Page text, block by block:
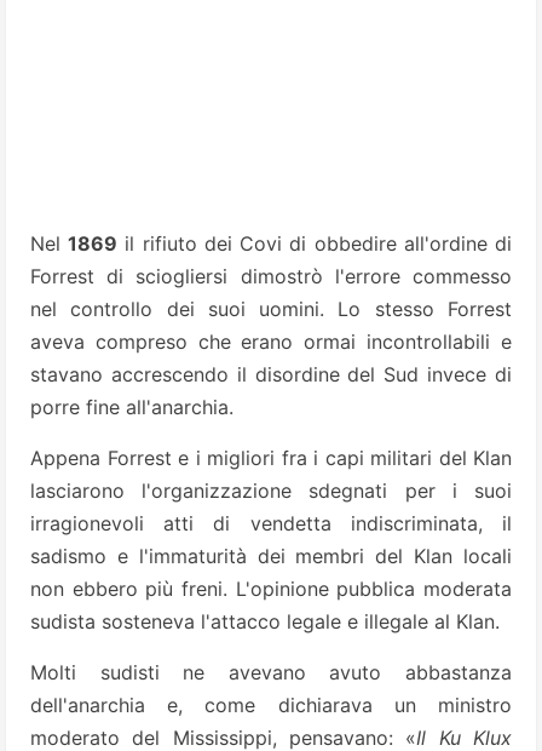
Nel1869 il rifiuto dei Covi di obbedire all'ordine di
Forrest di sciogliersi dimostrò l'errore commesso
nel controllo dei suoi uomini. Lo stesso Forrest
aveva compreso che erano ormai incontrollabili e
stavano accrescendo il disordine del Sud invece di
porre fine all'anarchia.
Appena Forrest e i migliori fra i capi militari del Klan
lasciarono l'organizzazione sdegnati per i suoi
irragionevoli atti di vendetta indiscriminata, il
sadismo e l'immaturità dei membri del Klan locali
non ebbero più freni. L'opinione pubblica moderata
sudista sosteneva l'attacco legale e illegale al Klan.
Molti sudisti ne avevano avuto abbastanza
dell'anarchia e, come dichiarava un ministro
moderato del Mississippi, pensavano: «Il Ku Klux